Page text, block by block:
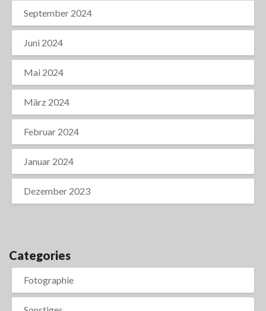
September 2024
Juni 2024
Mai 2024
März 2024
Februar 2024
Januar 2024
Dezember 2023
Categories
Fotographie